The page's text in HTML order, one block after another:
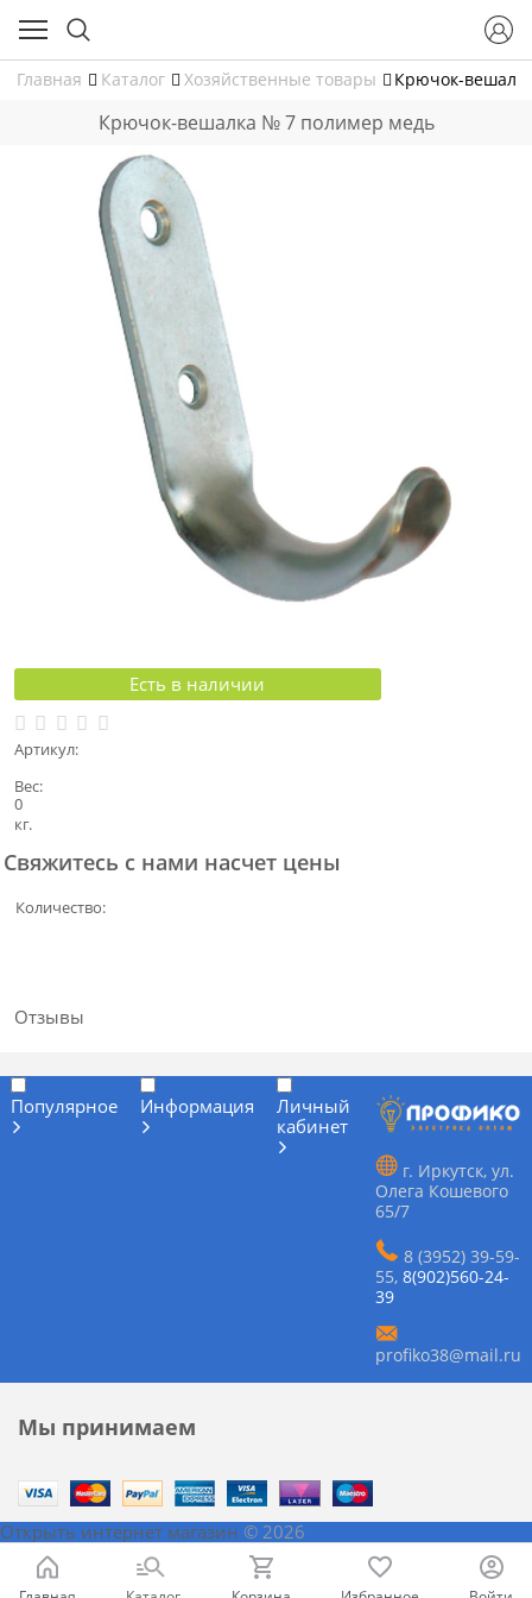
Главная Каталог Хозяйственные товары Крючок-
Крючок-вешалка № 7 полимер медь
Есть в наличии
Артикул:
Вес:
0
кг.
Свяжитесь с нами насчет цены
Количество:
Отзывы
Популярное Информация
Личный
кабинет
г. Иркутск, ул.
Олега Кошевого
65/7
8 (3952) 39-59-
55, 8(902)560-24-
39
profiko38@mail.ru
Мы принимаем
Открыть интернет магазин © 2026